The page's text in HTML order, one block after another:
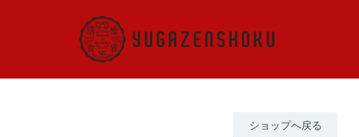
ショップへ戻る